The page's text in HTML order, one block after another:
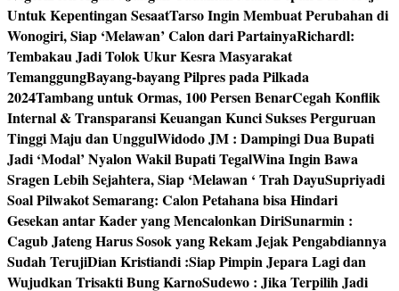
Untuk Kepentingan SesaatTarso Ingin Membuat Perubahan di
Wonogiri, Siap ‘Melawan’ Calon dari PartainyaRichardl:
Tembakau Jadi Tolok Ukur Kesra Masyarakat
TemanggungBayang-bayang Pilpres pada Pilkada
2024Tambang untuk Ormas, 100 Persen BenarCegah Konflik
Internal & Transparansi Keuangan Kunci Sukses Perguruan
Tinggi Maju dan UnggulWidodo JM : Dampingi Dua Bupati
Jadi ‘Modal’ Nyalon Wakil Bupati TegalWina Ingin Bawa
Sragen Lebih Sejahtera, Siap ‘Melawan ‘ Trah DayuSupriyadi
Soal Pilwakot Semarang: Calon Petahana bisa Hindari
Gesekan antar Kader yang Mencalonkan DiriSunarmin :
Cagub Jateng Harus Sosok yang Rekam Jejak Pengabdiannya
Sudah TerujiDian Kristiandi :Siap Pimpin Jepara Lagi dan
Wujudkan Trisakti Bung KarnoSudewo : Jika Terpilih Jadi